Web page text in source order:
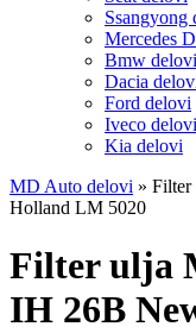
Ssangyong
Mercedes
Bmw delovi
Dacia
Ford delovi
Iveco delovi
Kia delovi
MD Auto delovi » Filter
Holland LM 5020
Filter ulja
IH 26B